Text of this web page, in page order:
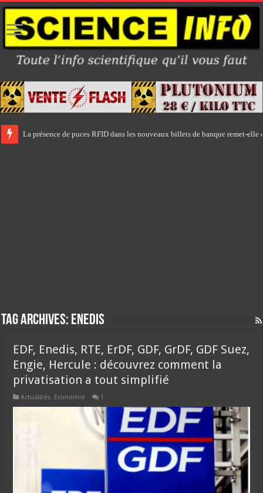
La présence de puces RFID dans les nouveaux billets de banque remet-
Tag Archives: enedis
EDF, Enedis, RTE, ErDF, GDF, GrDF, GDF Suez,
Engie, Hercule : découvrez comment la
privatisation a tout simplifié
Actualités, Economie 1